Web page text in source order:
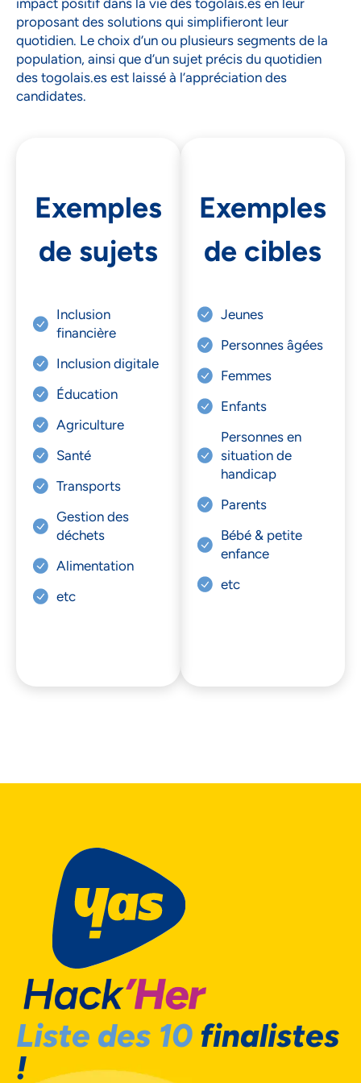
proposant des solutions qui simplifieront leur
quotidien. Le choix d’un ou plusieurs segments de la
population, ainsi que d’un sujet précis du quotidien
des togolais.es est laissé à l’appréciation des
candidates.
Exemples
de sujets
Inclusion
financière
Inclusion digitale
Éducation
Agriculture
Santé
Transports
Gestion des
déchets
Alimentation
etc
Exemples
de cibles
Jeunes
Personnes âgées
Femmes
Enfants
Personnes en
situation de
handicap
Parents
Bébé & petite
enfance
etc
Liste des 10 finalistes
!